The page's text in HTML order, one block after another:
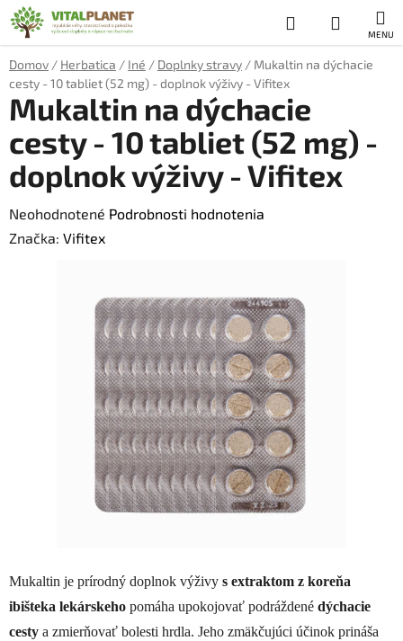
Prejsť
na
obsah
Hľadať
KOŠÍK
Domov / Herbatica / Iné / Doplnky stravy / Mukaltin na dýchacie
cesty - 10 tabliet (52 mg) - doplnok výživy - Vifitex
Mukaltin je prírodný doplnok výživy s extraktom z koreňa
ibišteka lekárskeho pomáha upokojovať podráždené dýchacie
cesty a zmierňovať bolesti hrdla. Jeho zmäkčujúci účinok prináša
Mukaltin na dýchacie
cesty - 10 tabliet (52 mg) -
doplnok výživy - Vifitex
Priemerné
hodnotenie
Neohodnotené Podrobnosti hodnotenia
Značka: Vifitex